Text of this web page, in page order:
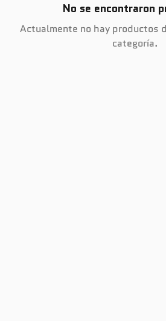
No se encontraron
Actualmente no hay productos
categoría.